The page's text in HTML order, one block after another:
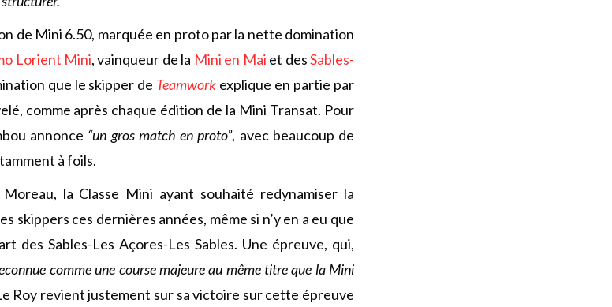
de Mini 6.50, marquée en proto par la nette domination
Lorient Mini, vainqueur de la Mini en Mai et desSables-
que le skipper de Teamwork explique en partie par
comme après chaque édition de la Mini Transat. Pour
annonce “un gros match en proto”, avec beaucoup de
à foils.
la Classe Mini ayant souhaité redynamiser la
skippers ces dernières années, même si n’y en a eu que
des Sables-Les Açores-Les Sables. Une épreuve, qui,
comme une course majeure au même titre que la Mini
Roy revient justement sur sa victoire sur cette épreuve